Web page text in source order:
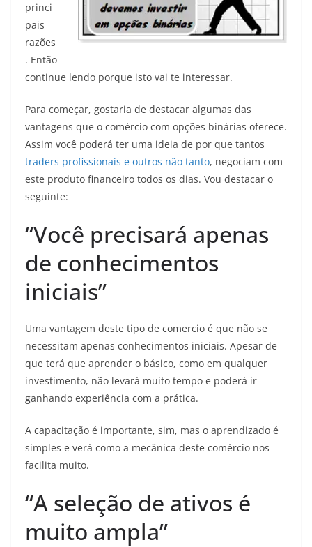
princi
pais
razões
. Então
continue lendo porque isto vai te interessar.
Para começar, gostaria de destacar algumas das
vantagens que o comércio com opções binárias oferece.
Assim você poderá ter uma ideia de por que tantos
traders profissionais e outros não tanto, negociam com
este produto financeiro todos os dias. Vou destacar o
seguinte:
“Você precisará apenas
de conhecimentos
iniciais”
Uma vantagem deste tipo de comercio é que não se
necessitam apenas conhecimentos iniciais. Apesar de
que terá que aprender o básico, como em qualquer
investimento, não levará muito tempo e poderá ir
ganhando experiência com a prática.
A capacitação é importante, sim, mas o aprendizado é
simples e verá como a mecânica deste comércio nos
facilita muito.
“A seleção de ativos é
muito ampla”